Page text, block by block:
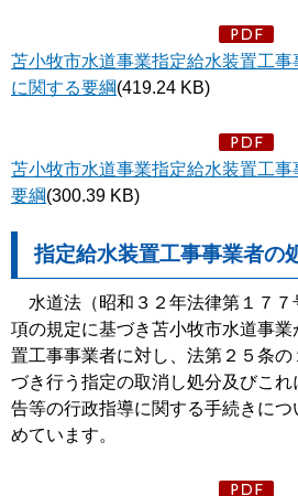
苫小牧市水道事業指定給水装置工
に関する要綱(419.24 KB)
苫小牧市水道事業指定給水装置工
要綱(300.39 KB)
指定給水装置工事事業者の
水道法（昭和３２年法律第１７７
項の規定に基づき苫小牧市水道事
置工事事業者に対し、法第２５条
づき行う指定の取消し処分及びこ
告等の行政指導に関する手続きに
めています。